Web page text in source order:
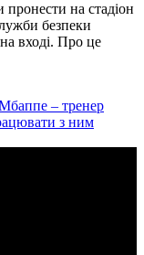
пронести на стадіон
безпеки
вході. Про це
– тренер
з ним